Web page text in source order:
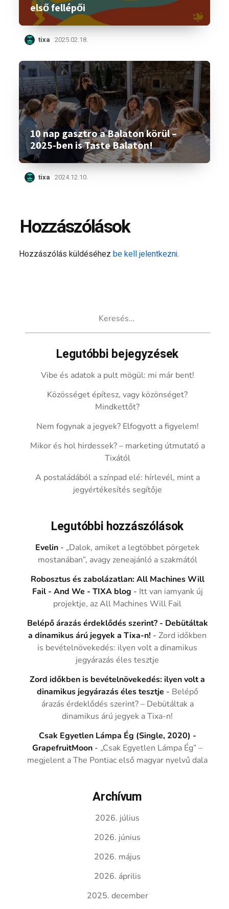
első fellépői
tixa 2025.02.18.
10 nap gasztro a Balaton körül –
2025-ben is Taste Balaton!
tixa 2024.12.10.
Hozzászólások
Hozzászólás küldéséhezbe kell jelentkezni.
Legutóbbi bejegyzések
Vibe és adatok a pult mögül: mi már bent!
Közösséget építesz, vagy közönséget?
Mindkettőt?
Nem fogynak a jegyek? Elfogyott a figyelem!
Mikor és hol hirdessek? – marketing útmutató a
Tixától
A postaládából a színpad elé: hírlevél, mint a
jegyértékesítés segítője
Legutóbbi hozzászólások
Evelin - „Dalok, amiket a legtöbbet pörgetek
mostanában”, avagy zeneajánló a szakmától
Robosztus és zabolázatlan: All Machines Will
Fail - And We - TIXA blog - Itt van iamyank új
projektje, az All Machines Will Fail
Belépő árazás érdeklődés szerint? - Debütáltak
a dinamikus árú jegyek a Tixa-n! -Zord időkben
is bevételnövekedés: ilyen volt a dinamikus
jegyárazás éles tesztje
Zord időkben is bevételnövekedés: ilyen volt a
dinamikus jegyárazás éles tesztje - Belépő
árazás érdeklődés szerint? – Debütáltak a
dinamikus árú jegyek a Tixa-n!
Csak Egyetlen Lámpa Ég (Single, 2020) -
GrapefruitMoon - „Csak Egyetlen Lámpa Ég” –
megjelent a The Pontiac első magyar nyelvű dala
Archívum
2026. július
2026. június
2026. május
2026. április
2025. december